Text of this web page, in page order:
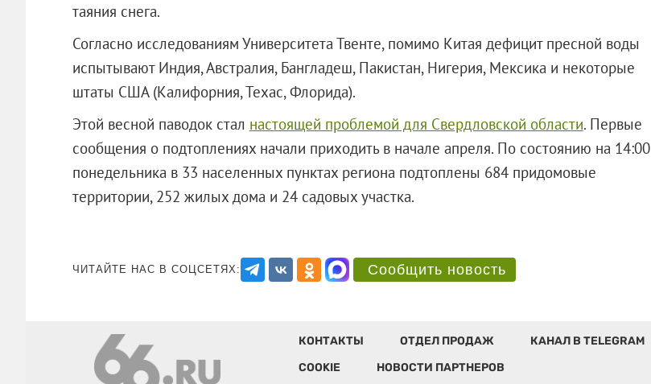
таяния снега.
Согласно исследованиям Университета Твенте, помимо Китая дефицит пресной воды
испытывают Индия, Австралия, Бангладеш, Пакистан, Нигерия, Мексика и некоторые
штаты США (Калифорния, Техас, Флорида).
Этой весной паводок стал настоящей проблемой для Свердловской области. Первые
сообщения о подтоплениях начали приходить в начале апреля. По состоянию на 14:00
понедельника в 33 населенных пунктах региона подтоплены 684 придомовые
территории, 252 жилых дома и 24 садовых участка.
ЧИТАЙТЕ НАС В СОЦСЕТЯХ: Сообщить новость
КОНТАКТЫ ОТДЕЛ ПРОДАЖ КАНАЛ В TELEGRAM
COOKIE
НОВОСТИ ПАРТНЕРОВ